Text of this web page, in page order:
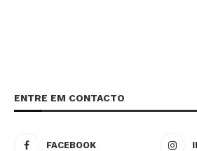
ENTRE EM CONTACTO
FACEBOOK